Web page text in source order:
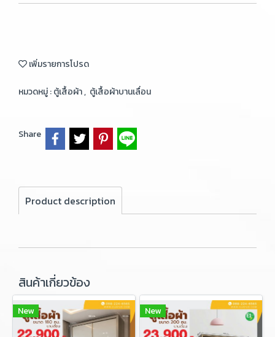
เพิ่มรายการโปรด
หมวดหมู่ :ตู้เสื้อผ้า, ตู้เสื้อผ้าบานเลื่อน
Share
Product description
สินค้าเกี่ยวข้อง
New New